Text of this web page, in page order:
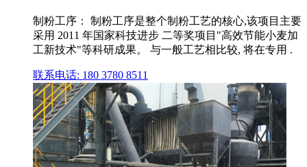
制粉工序： 制粉工序是整个制粉工艺的核心,该项目主要
采用 2011 年国家科技进步 二等奖项目"高效节能小麦加
工新技术"等科研成果。 与一般工艺相比较, 将在专用 .
联系电话: 180 3780 8511